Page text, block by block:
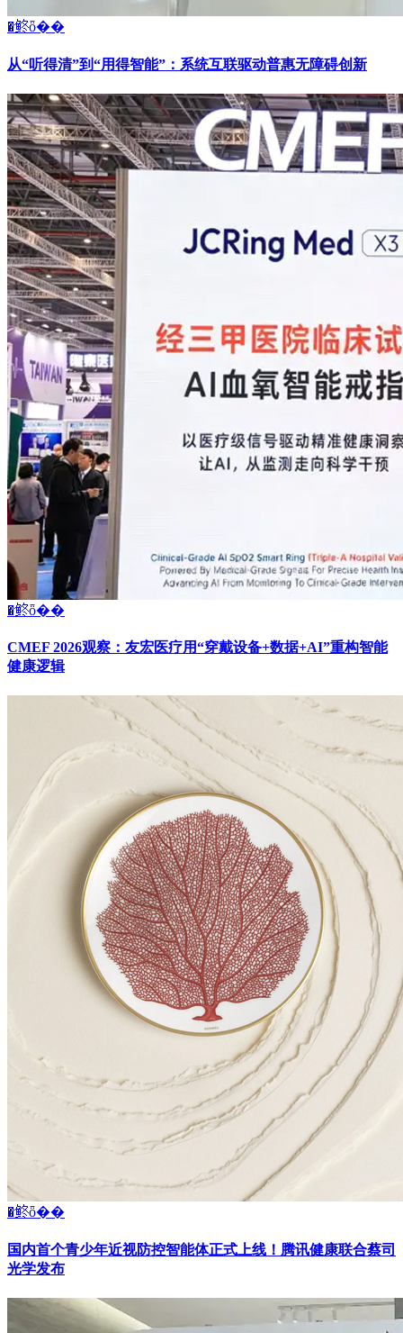
�鿴ȫ��
从“听得清”到“用得智能”：系统互联驱动普惠无障碍创新
�鿴ȫ��
CMEF 2026观察：友宏医疗用“穿戴设备+数据+AI”重构智能
健康逻辑
�鿴ȫ��
国内首个青少年近视防控智能体正式上线！腾讯健康联合蔡司
光学发布